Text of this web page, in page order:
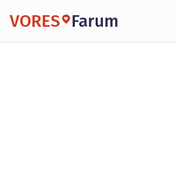
VORES Farum